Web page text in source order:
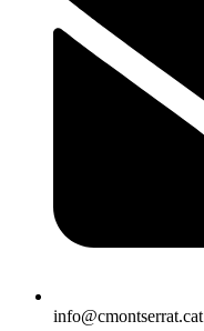
info@cmontserrat.cat